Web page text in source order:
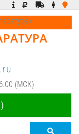
(МСК)